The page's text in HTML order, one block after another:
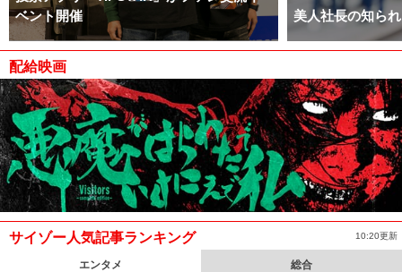
ベント開催
美人社長の知ら
配給映画
サイゾー人気記事ランキング 10:20更新
エンタメ 総合